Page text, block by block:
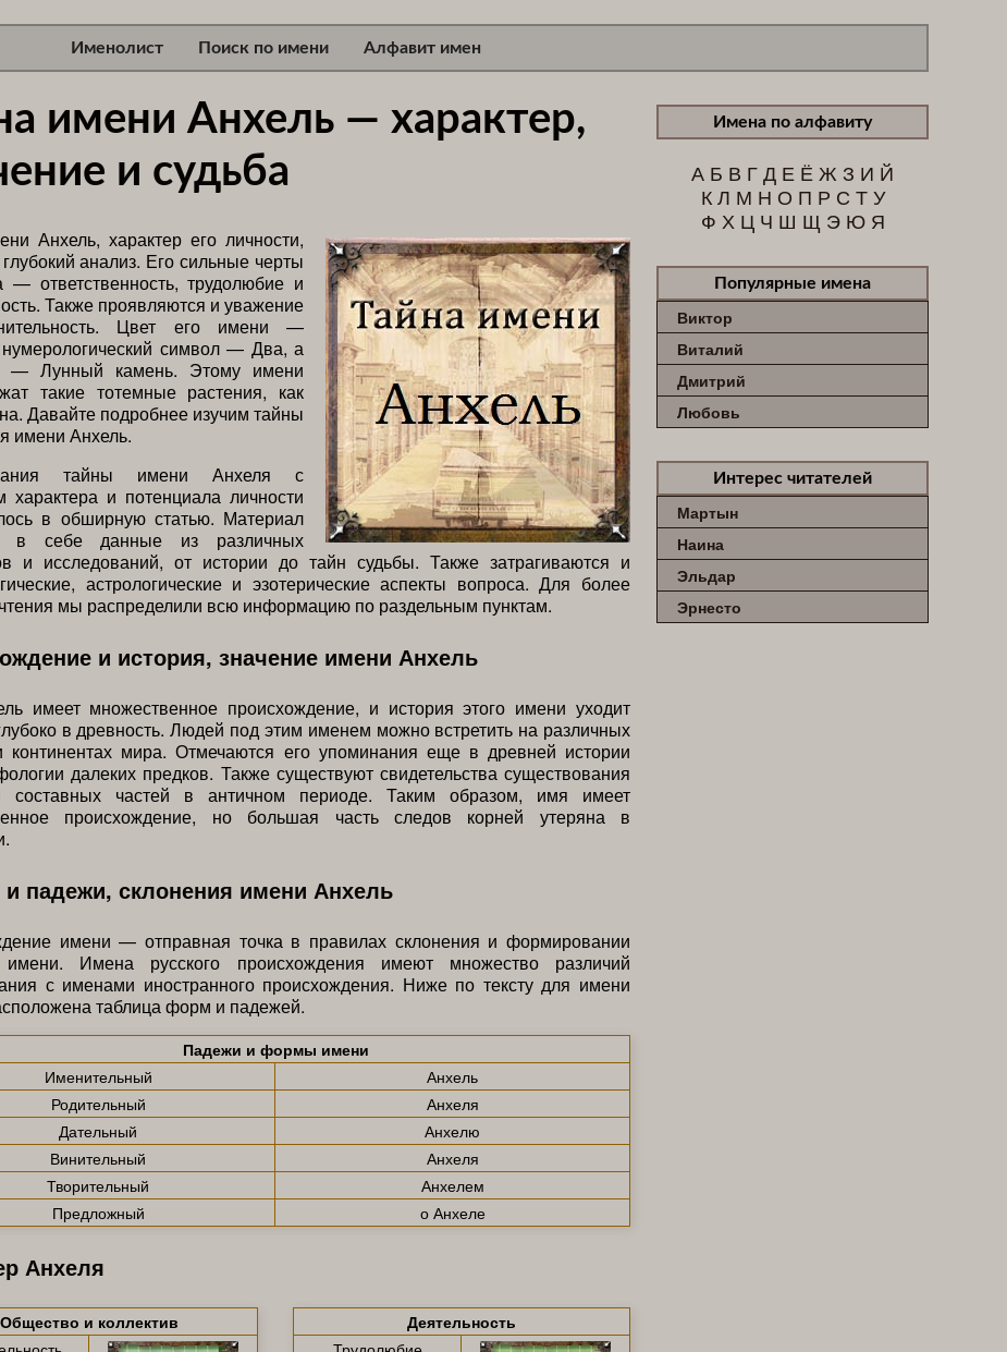
Именолист Поиск по имени Алфавит имен
имени Анхель — характер,
и судьба
Анхель, характер его личности,
анализ. Его сильные черты
— ответственность, трудолюбие и
Также проявляются и уважение
Цвет его имени —
символ — Два, а
— Лунный камень. Этому имени
такие тотемные растения, как
Давайте подробнее изучим тайны
имени Анхель.
тайны имени Анхеля с
характера и потенциала личности
в обширную статью. Материал
в себе данные из различных
и исследований, от истории до тайн судьбы. Также затрагиваются и
астрологические и эзотерические аспекты вопроса. Для более
мы распределили всю информацию по раздельным пунктам.
и история, значение имени Анхель
имеет множественное происхождение, и история этого имени уходит
в древность. Людей под этим именем можно встретить на различных
континентах мира. Отмечаются его упоминания еще в древней истории
далеких предков. Также существуют свидетельства существования
составных частей в античном периоде. Таким образом, имя имеет
происхождение, но большая часть следов корней утеряна в
падежи, склонения имени Анхель
имени — отправная точка в правилах склонения и формировании
Имена русского происхождения имеют множество различий
с именами иностранного происхождения. Ниже по тексту для имени
таблица форм и падежей.
Падежи и формы имени
Именительный
Анхель
Родительный
Анхеля
Дательный
Анхелю
Винительный
Анхеля
Творительный
Анхелем
Предложный
о Анхеле
Анхеля
Общество и коллектив
Деятельность
Имена по алфавиту
А Б В ГД Е Ё Ж З И Й
К Л М Н О П Р С Т У
Ф Х Ц Ч Ш Щ Э Ю Я
Популярные имена
Виктор
Виталий
Дмитрий
Любовь
Интерес читателей
Мартын
Наина
Эльдар
Эрнесто